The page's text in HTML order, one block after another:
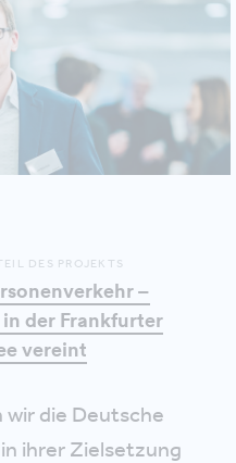
DES PROJEKTS
–
der Frankfurter
vereint
die Deutsche
ihrer Zielsetzung